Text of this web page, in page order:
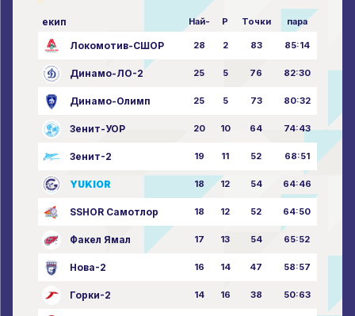
екип Най- P Точки пара
Локомотив-СШОР 28 2 83 85:14
Динамо-ЛО-2 25 5 76 82:30
Динамо-Олимп 25 5 73 80:32
Зенит-УОР 20 10 64 74:43
Зенит-2 19 11 52 68:51
YUKIOR 18 12 54 64:46
SSHOR Самотлор 18 12 52 64:50
Факел Ямал 17 13 54 65:52
Нова-2 16 14 47 58:57
Горки-2 14 16 38 50:63